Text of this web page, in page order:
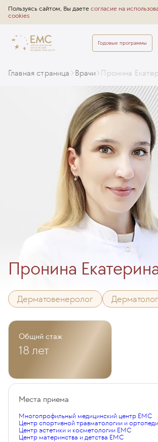
Пользуясь сайтом, Вы даете согласие на
cookies
Годовые программы
Главная страница Врачи Пронина
Пронина
Дерматовенеролог Дерматолог
Общий стаж
18 лет
Места приема
Многопрофильный медицинский центр EMC
Центр спортивной травматологии и
Центр эстетики и косметологии EMC
Центр материнства и детства EMC